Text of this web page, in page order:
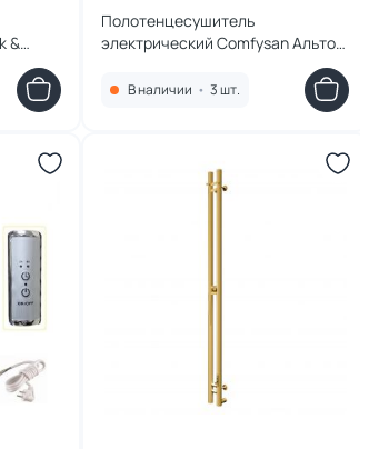
&
Полотенцесушитель
электрический Comfysan Альто
EC-3 120/15, 018252 титановый
графит
В наличии • 3 шт.